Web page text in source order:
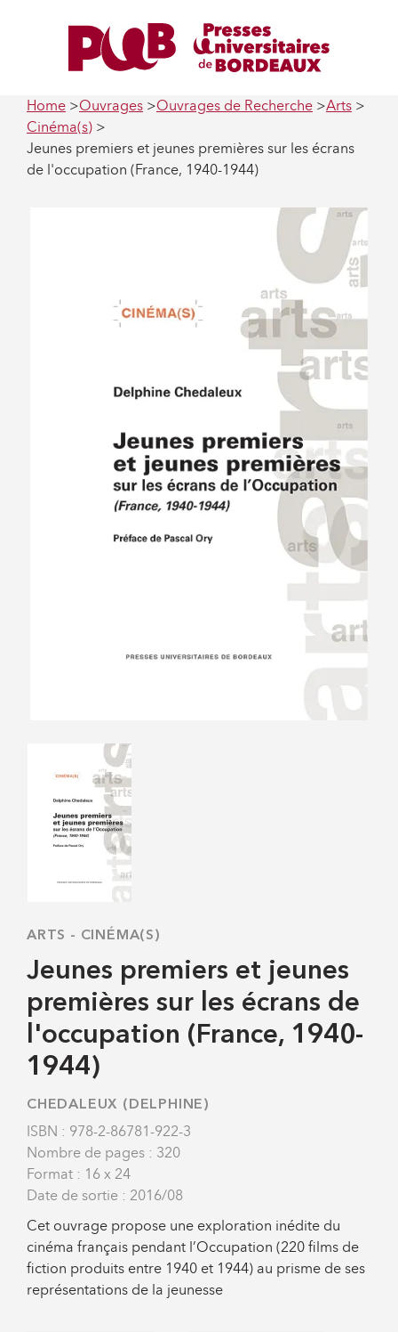
Home Ouvrages Ouvrages de Recherche
Arts
Cinéma(s)
Jeunes premiers et jeunes premières sur les écrans
de l'occupation (France, 1940-1944)
ARTS - CINÉMA(S)
Jeunes premiers et jeunes
premières sur les écrans de
l'occupation (France, 1940-
1944)
CHEDALEUX (DELPHINE)
ISBN : 978-2-86781-922-3
Nombre de pages : 320
Format : 16 x 24
Date de sortie : 2016/08
Cet ouvrage propose une exploration inédite du
cinéma français pendant l’Occupation (220 films de
fiction produits entre 1940 et 1944) au prisme de ses
représentations de la jeunesse